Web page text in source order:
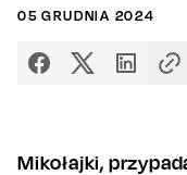
05 GRUDNIA 2024
Mikołajki,